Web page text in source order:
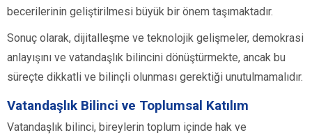
becerilerinin geliştirilmesi büyük bir önem taşımaktadır.
Sonuç olarak, dijitalleşme ve teknolojik gelişmeler, demokrasi
anlayışını ve vatandaşlık bilincini dönüştürmekte, ancak bu
süreçte dikkatli ve bilinçli olunması gerektiği unutulmamalıdır.
Vatandaşlık Bilinci ve Toplumsal Katılım
Vatandaşlık bilinci, bireylerin toplum içinde hak ve